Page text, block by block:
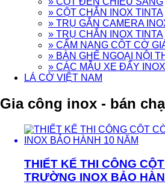
» CỘT CHẮN INOX TINTA
» TRỤ GẮN CAMERA
» TRỤ CHẮN INOX TINTA
» CẨM NANG CỘT CỜ
» BÀN GHẾ NGOẠI NỘI
» CÁC MẪU XE ĐẨY
LÁ CỜ VIỆT NAM
Gia công inox - bán
THIẾT KẾ THI CÔNG
TRƯỜNG INOX BẢO